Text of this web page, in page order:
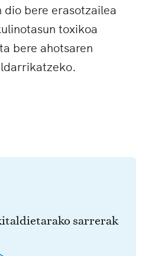
bere erasotzailea
toxikoa
bere ahotsaren
sarrerak